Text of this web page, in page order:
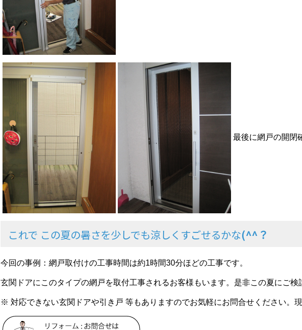
最後に網戸の開閉
これで この夏の暑さを少しでも涼しくすごせるかな(^^？
今回の事例：網戸取付けの工事時間は約1時間30分ほどの工事です。
玄関ドアにこのタイプの網戸を取付工事されるお客様もいます。是非この夏にご検
※ 対応できない玄関ドアや引き戸 等もありますのでお気軽にお問合せください。